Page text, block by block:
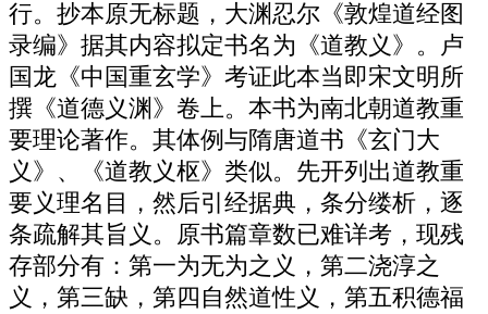
行。抄本原无标题，大渊忍尔《敦煌道经图
录编》据其内容拟定书名为《道教义》。卢
国龙《中国重玄学》考证此本当即宋文明所
撰《道德义渊》卷上。本书为南北朝道教重
要理论著作。其体例与隋唐道书《玄门大
义》、《道教义枢》类似。先开列出道教重
要义理名目，然后引经据典，条分缕析，逐
条疏解其旨义。原书篇章数已难详考，现残
存部分有：第一为无为之义，第二浇淳之
义，第三缺，第四自然道性义，第五积德福